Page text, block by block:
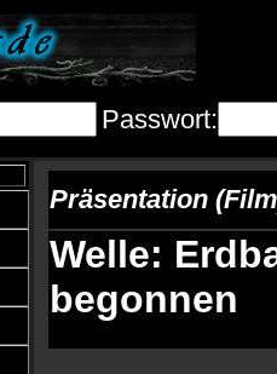
Passwort:
Präsentation
Welle:
begonnen